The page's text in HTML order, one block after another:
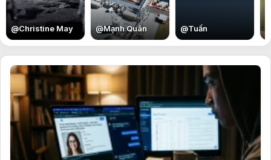
@Christine May @Mạnh Quân @Tuấn